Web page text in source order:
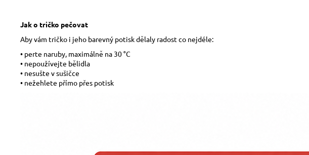
Jak o tričko pečovat
Aby vám tričko i jeho barevný potisk dělaly radost co nejdéle:
• perte naruby, maximálně na 30 °C
• nepoužívejte bělidla
• nesušte v sušičce
• nežehlete přímo přes potisk